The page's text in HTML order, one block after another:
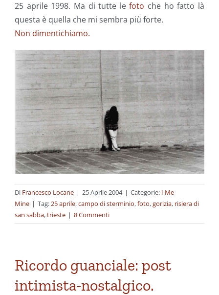
25 aprile 1998. Ma di tutte lefoto che ho fatto là
questa è quella che mi sembra più forte.
Non dimentichiamo.
Di Francesco Locane | 25 Aprile 2004 | Categorie: I Me
Mine | Tag:25 aprile,campo di sterminio,foto,gorizia, risiera di
san sabba,trieste | 8 Commenti
Ricordo guanciale: post
intimista-nostalgico.